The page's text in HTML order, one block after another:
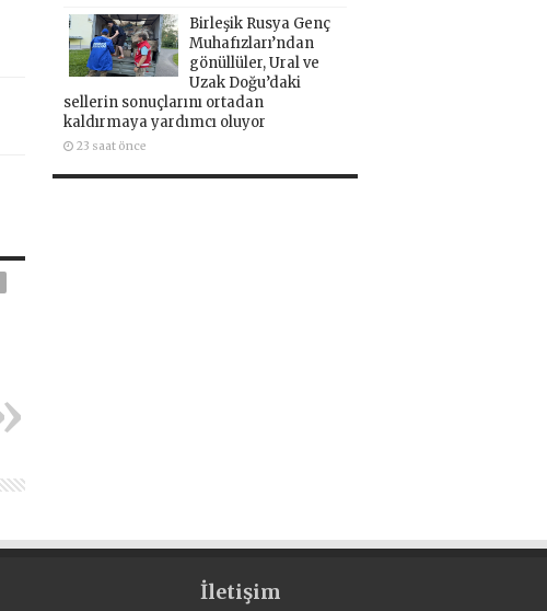
Birleşik Rusya Genç
Muhafızları’ndan
gönüllüler, Ural ve
Uzak Doğu’daki
sellerin sonuçlarını ortadan
kaldırmaya yardımcı oluyor
23 saat önce
İletişim